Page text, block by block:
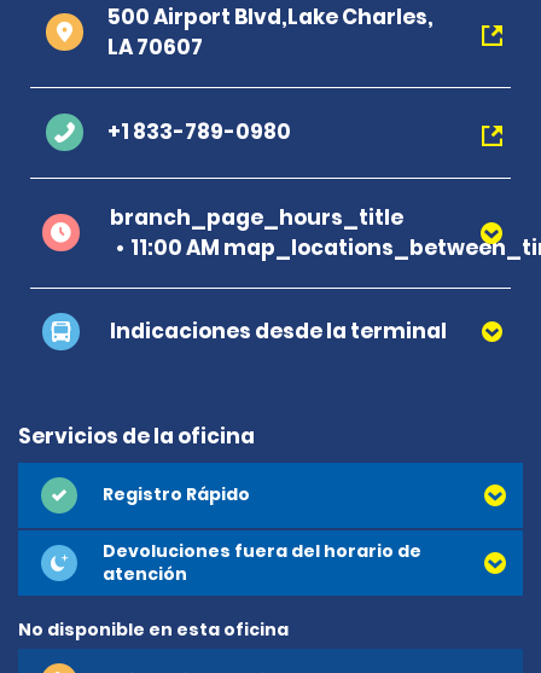
500 Airport Blvd,Lake Charles,
LA 70607
+1 833-789-0980
branch_page_hours_title
11:00 AM
Indicaciones desde la terminal
Servicios de la oficina
Registro Rápido
Devoluciones fuera del horario de
atención
No disponible en esta oficina